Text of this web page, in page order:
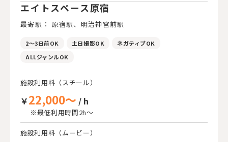
エイトスペース原宿
最寄駅： 原宿駅、明治神宮前駅
2～3日前OK 土日撮影OK
ネガティブOK
ALLジャンルOK
施設利用料（スチール）
￥22,000～ / h
※最低利用時間2h～
施設利用料（ムービー）